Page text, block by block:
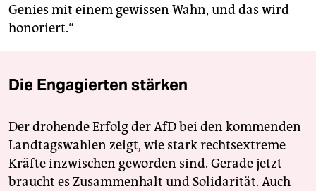
Genies mit einem gewissen Wahn, und das wird
honoriert.“
Die Engagierten stärken
Der drohende Erfolg der AfD bei den kommenden
Landtagswahlen zeigt, wie stark rechtsextreme
Kräfte inzwischen geworden sind. Gerade jetzt
braucht es Zusammenhalt und Solidarität. Auch